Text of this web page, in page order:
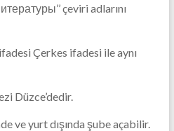
çeviri adlarını
Çerkes ifadesi ile aynı
Düzce’dedir.
ve yurt dışında şube açabilir.